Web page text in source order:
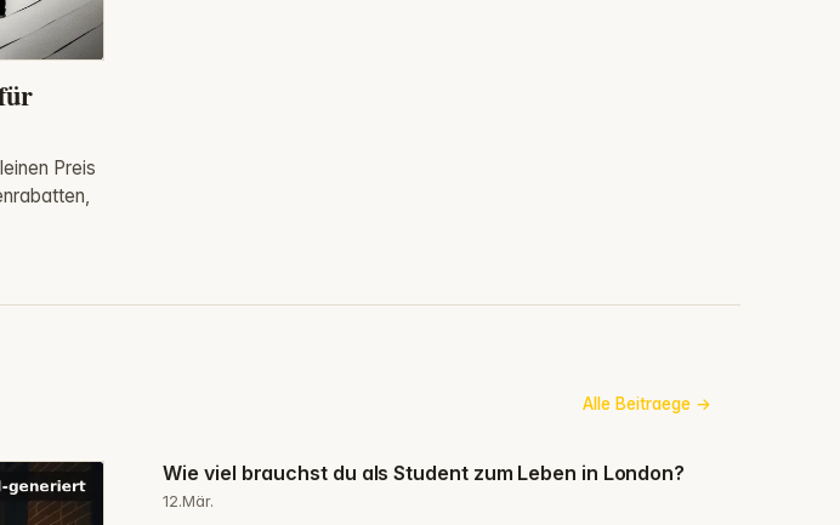
Preis
Alle Beitraege
Wie viel brauchst du als Student zum Leben in London?
12.Mär.